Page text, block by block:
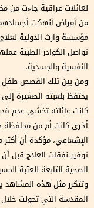
لعائلات عراقية جاءت من
من أمراض أنهكت
مؤسسة وارث الدولية
تواصل الكوادر الطبية
النفسية والجسدية.
ومن بين تلك القصص طفل
يحتفظ بلعبته الصغيرة
كانت عائلته تخشى عدم
أخرى كانت أم من محافظة
الإشعاعي، مؤكدة أن
توفير نفقات العلاج قبل
الصحية التابعة للعتبة
وتتكرر مثل هذه المشاهد
المقدسة التي تحولت خلال